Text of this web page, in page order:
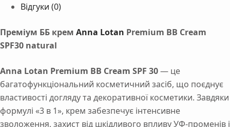
Відгуки (0)
Преміум ББ крем Anna Lotan Premium BB Cream
SPF30 natural
Anna Lotan Premium BB Cream SPF 30— це
багатофункціональний косметичний засіб, що поєднує
властивості догляду та декоративної косметики. Завдяки
формулі «3 в 1», крем забезпечує інтенсивне
зволоження, захист від шкідливого впливу УФ-променів і